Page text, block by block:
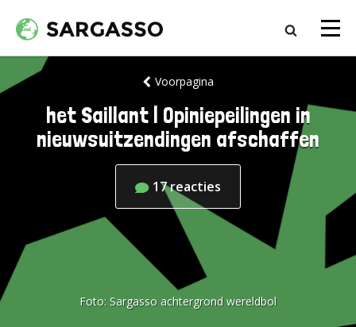
Voorpagina
het Saillant | Opiniepeilingen in
nieuwsuitzendingen afschaffen
17reacties
Foto: Sargasso achtergrond wereldbol